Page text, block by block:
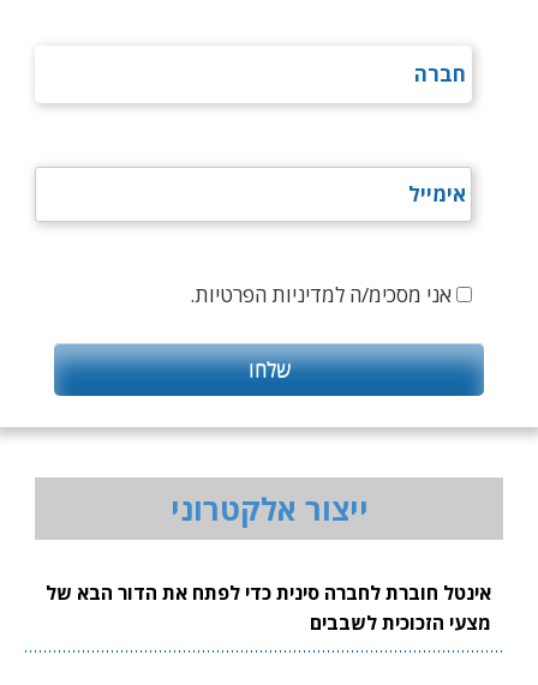
אני מסכימ/ה למדיניות הפרטיות.
ייצור אלקטרוני
אינטל חוברת לחברה סינית כדי לפתח את הדור הבא של
מצעי הזכוכית לשבבים